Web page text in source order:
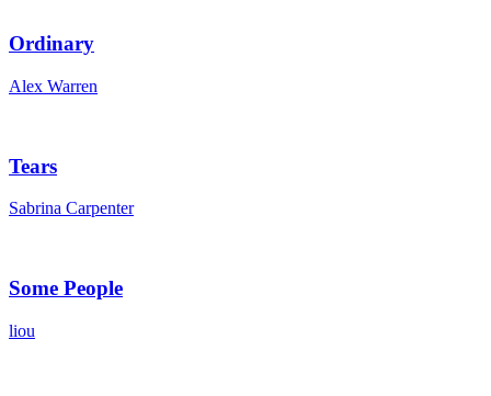
Ordinary
Alex Warren
Tears
Sabrina Carpenter
Some People
liou